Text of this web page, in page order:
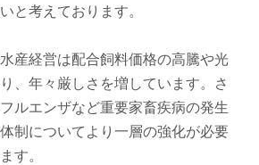
と考えております。
産経営は配合飼料価格の高騰や光
、年々厳しさを増しています。さ
ルエンザなど重要家畜疾病の発生
制についてより一層の強化が必要
す。